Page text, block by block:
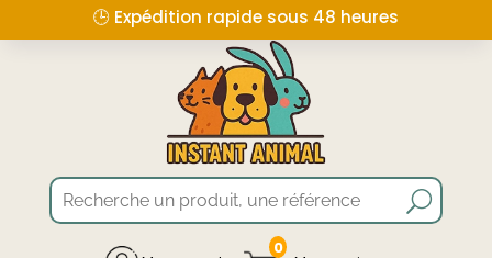
🕒 Expédition rapide sous 48 heures
0